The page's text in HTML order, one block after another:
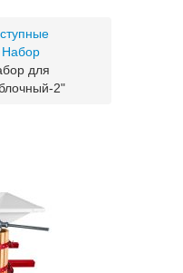
Набор
для
2"